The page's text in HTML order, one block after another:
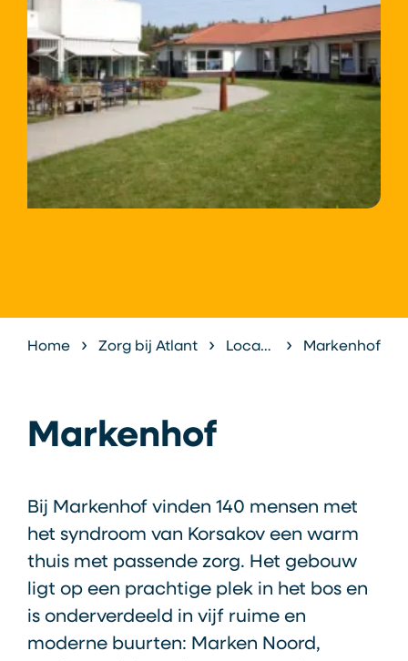
Home Zorg bij Atlant Locaties Markenhof
Markenhof
Bij Markenhof vinden 140 mensen met
het syndroom van Korsakov een warm
thuis met passende zorg. Het gebouw
ligt op een prachtige plek in het bos en
is onderverdeeld in vijf ruime en
moderne buurten: Marken Noord,